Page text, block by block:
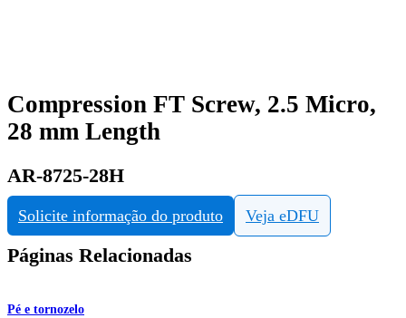
Compression FT Screw, 2.5 Micro,
28 mm Length
AR-8725-28H
Solicite informação do produto Veja eDFU
Páginas Relacionadas
Pé e tornozelo